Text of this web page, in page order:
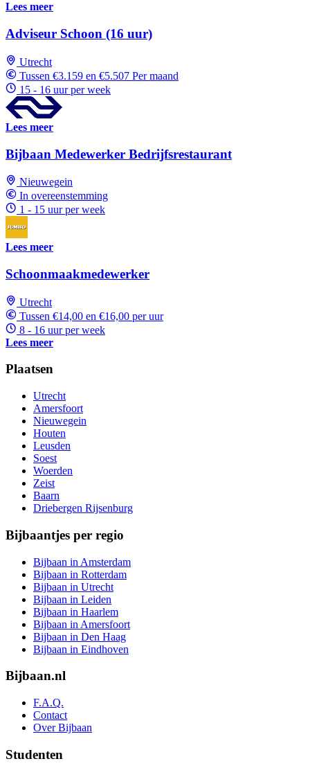
Lees meer
Adviseur Schoon (16 uur)
Utrecht
Tussen €3.159 en €5.507 Per maand
15 - 16 uur per week
Lees meer
Bijbaan Medewerker Bedrijfsrestaurant
Nieuwegein
In overeenstemming
1 - 15 uur per week
Lees meer
Schoonmaakmedewerker
Utrecht
Tussen €14,00 en €16,00 per uur
8 - 16 uur per week
Lees meer
Plaatsen
Utrecht
Amersfoort
Nieuwegein
Houten
Leusden
Soest
Woerden
Zeist
Baarn
Driebergen Rijsenburg
Bijbaantjes per regio
Bijbaan in Amsterdam
Bijbaan in Rotterdam
Bijbaan in Utrecht
Bijbaan in Leiden
Bijbaan in Haarlem
Bijbaan in Amersfoort
Bijbaan in Den Haag
Bijbaan in Eindhoven
Bijbaan.nl
F.A.Q.
Contact
Over Bijbaan
Studenten